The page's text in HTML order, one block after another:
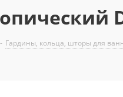
- Гардины, кольца, шторы для